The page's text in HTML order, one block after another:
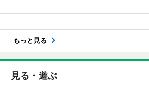
もっと見る
見る・遊ぶ